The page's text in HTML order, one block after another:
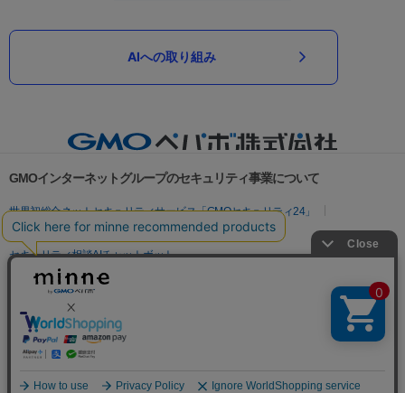
AIへの取り組み
GMOインターネットグループのセキュリティ事業について
世界初総合ネットセキュリティサービス「GMOセキュリティ24」
パスワード漏洩診断
Webサイトリスク診断
セキュリティ相談AIチャットボット
実在証明・盗聴対策
サイバー攻撃対策（GMO Flatt Security）
セキュリティ事業の軌跡